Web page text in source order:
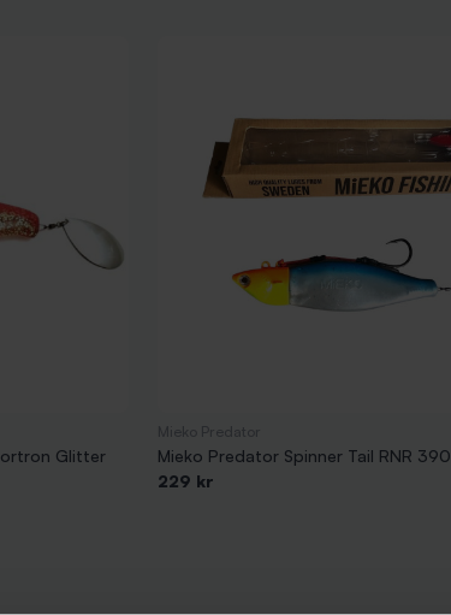
Glitter
Mieko Predator Spinner Tail RNR
229 kr